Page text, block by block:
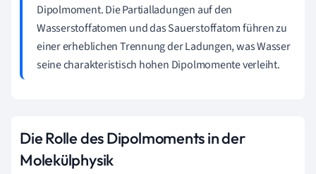
Dipolmoment. Die Partialladungen auf den
Wasserstoffatomen und das Sauerstoffatom führen zu
einer erheblichen Trennung der Ladungen, was Wasser
seine charakteristisch hohen Dipolmomente verleiht.
Die Rolle des Dipolmoments in der
Molekülphysik